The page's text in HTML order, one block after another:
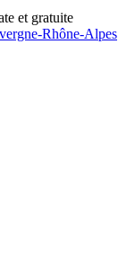
et gratuite
Rhône-Alpes